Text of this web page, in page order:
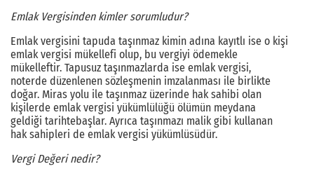
Emlak Vergisinden kimler sorumludur?
Emlak vergisini tapuda taşınmaz kimin adına kayıtlı ise o kişi
emlak vergisi mükellefi olup, bu vergiyi ödemekle
mükelleftir. Tapusuz taşınmazlarda ise emlak vergisi,
noterde düzenlenen sözleşmenin imzalanması ile birlikte
doğar. Miras yolu ile taşınmaz üzerinde hak sahibi olan
kişilerde emlak vergisi yükümlülüğü ölümün meydana
geldiği tarihtebaşlar. Ayrıca taşınmazı malik gibi kullanan
hak sahipleri de emlak vergisi yükümlüsüdür.
Vergi Değeri nedir?